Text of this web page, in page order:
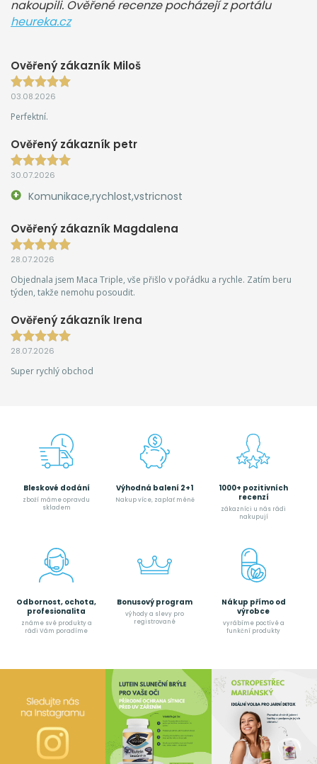
nakoupili. Ověřené recenze pocházejí z portálu
heureka.cz
Ověřený zákazník Miloš
03.08.2026
Perfektní.
Ověřený zákazník petr
30.07.2026
Komunikace,rychlost,vstricnost
Ověřený zákazník Magdalena
28.07.2026
Objednala jsem Maca Triple, vše přišlo v pořádku a rychle. Zatím beru
týden, takže nemohu posoudit.
Ověřený zákazník Irena
28.07.2026
Super rychlý obchod
Bleskové dodání
zboží máme opravdu
skladem
Výhodná balení 2+1
Nakup více, zaplať méně
1000+ pozitivních
recenzí
zákazníci u nás rádi
nakupují
Odbornost, ochota,
profesionalita
známe své produkty a
rádi Vám poradíme
Bonusový program
výhody a slevy pro
registrované
Nákup přímo od
výrobce
vyrábíme poctívé a
funkční produkty